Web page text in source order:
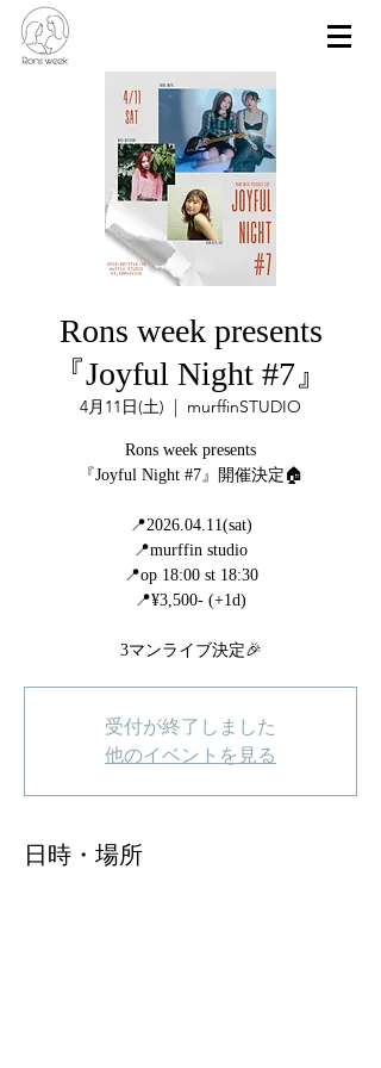
Rons week presents
『Joyful Night #7』
4月11日(土)
  |
murffinSTUDIO
Rons week presents
『Joyful Night #7』開催決定🏠
📍2026.04.11(sat)
📍murffin studio
📍op 18:00 st 18:30
📍¥3,500- (+1d)
3マンライブ決定🎉
受付が終了しました
他のイベントを見る
日時・場所